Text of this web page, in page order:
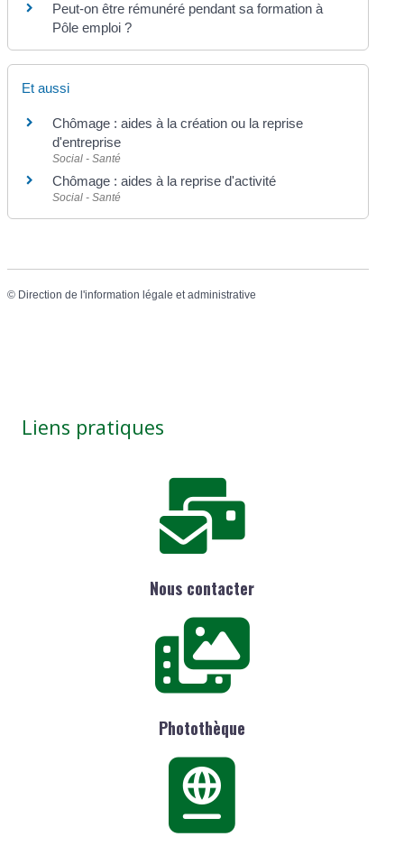
Peut-on être rémunéré pendant sa formation à
Pôle emploi ?
Et aussi
Chômage : aides à la création ou la reprise
d'entreprise
Social - Santé
Chômage : aides à la reprise d'activité
Social - Santé
© Direction de l'information légale et administrative
Liens pratiques
Nous contacter
Photothèque